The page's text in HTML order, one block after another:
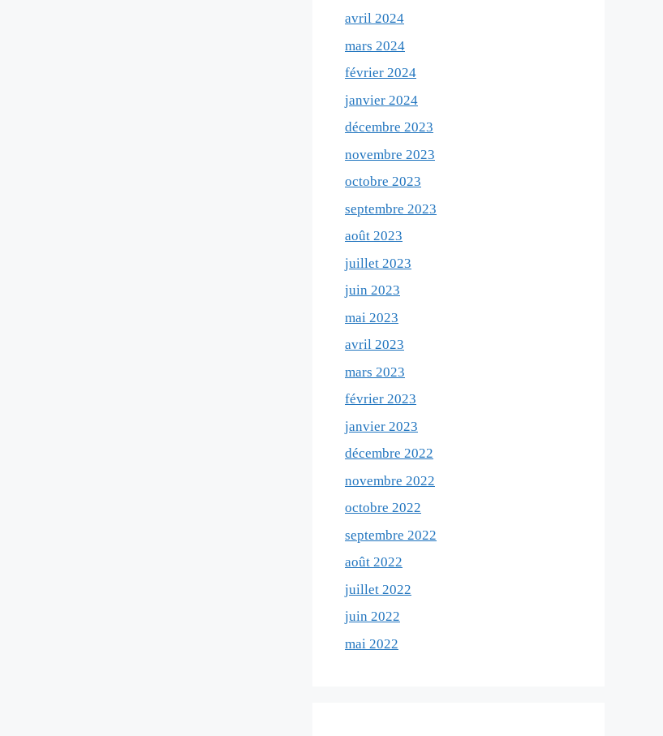
avril 2024
mars 2024
février 2024
janvier 2024
décembre 2023
novembre 2023
octobre 2023
septembre 2023
août 2023
juillet 2023
juin 2023
mai 2023
avril 2023
mars 2023
février 2023
janvier 2023
décembre 2022
novembre 2022
octobre 2022
septembre 2022
août 2022
juillet 2022
juin 2022
mai 2022